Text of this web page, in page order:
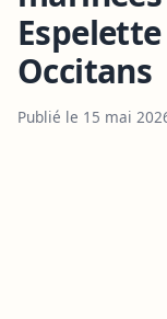
Occitans
Publié le 15 mai